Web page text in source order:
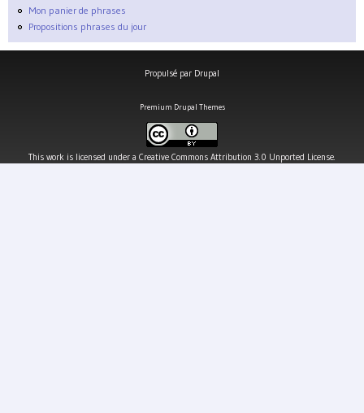
Mon panier de phrases
Propositions phrases du jour
Propulsé par Drupal
Premium Drupal Themes
This work is licensed under a Creative Commons Attribution 3.0 Unported License.